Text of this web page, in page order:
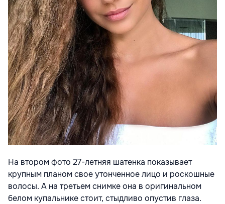
На втором фото 27-летняя шатенка показывает
крупным планом свое утонченное лицо и роскошные
волосы. А на третьем снимке она в оригинальном
белом купальнике стоит, стыдливо опустив глаза.